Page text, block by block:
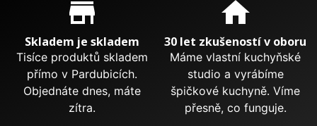
store_mall_directory
Skladem je skladem
Tisíce produktů skladem
přímo v Pardubicích.
Objednáte dnes, máte
zítra.
home
30 let zkušeností v oboru
Máme vlastní kuchyňské
studio a vyrábíme
špičkové kuchyně. Víme
přesně, co funguje.